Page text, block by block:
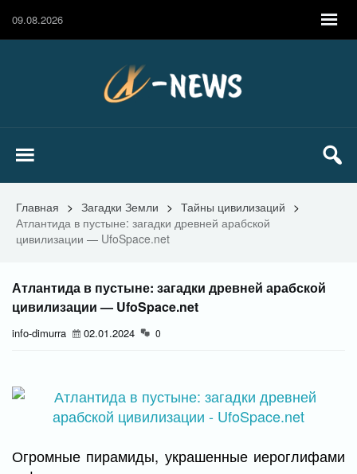
09.08.2026
Главная > Загадки Земли > Тайны цивилизаций >
Атлантида в пустыне: загадки древней арабской
цивилизации — UfoSpace.net
Атлантида в пустыне: загадки древней арабской
цивилизации — UfoSpace.net
info-dimurra 02.01.2024 0
Огромные пирамиды, украшенные иероглифами